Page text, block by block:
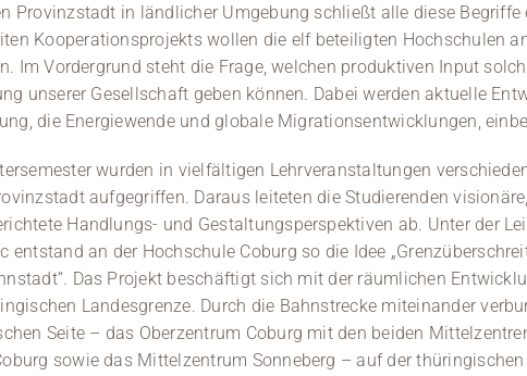
Provinzstadt in ländlicher Umgebung schließt alle diese Begriffe
Kooperationsprojekts wollen die elf beteiligten Hochschulen
Im Vordergrund steht die Frage, welchen produktiven Input
unserer Gesellschaft geben können. Dabei werden aktuelle
die Energiewende und globale Migrationsentwicklungen,
wurden in vielfältigen Lehrveranstaltungen
aufgegriffen. Daraus leiteten die Studierenden visionäre,
Handlungs- und Gestaltungsperspektiven ab. Unter der
entstand an der Hochschule Coburg so die Idee
Das Projekt beschäftigt sich mit der räumlichen
Landesgrenze. Durch die Bahnstrecke miteinander
Seite – das Oberzentrum Coburg mit den beiden
sowie das Mittelzentrum Sonneberg – auf der